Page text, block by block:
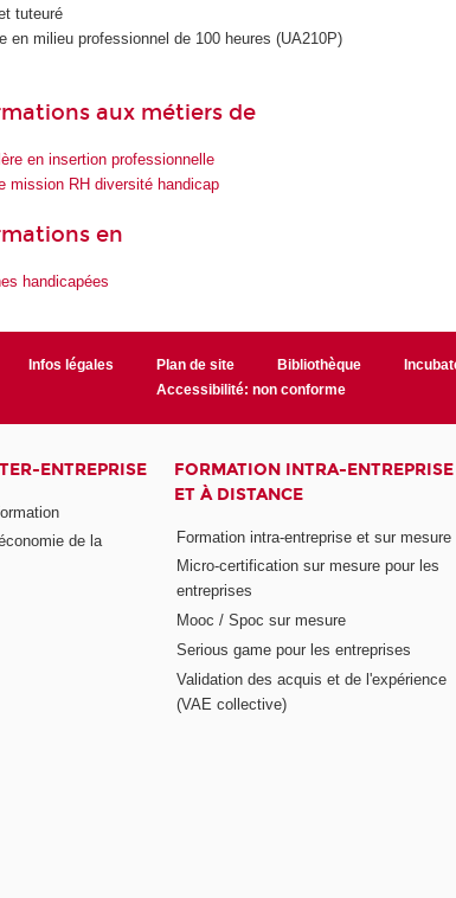
tuteuré
en milieu professionnel de 100 heures (UA210P)
aux métiers de
en insertion professionnelle
mission RH diversité handicap
en
handicapées
Infos légales Plan de site Bibliothèque
Accessibilité: non conforme
ENTREPRISE
de la
FORMATION INTRA-ENTREPRISE
ET À DISTANCE
Formation intra-entreprise et sur mesure
Micro-certification sur mesure pour les
entreprises
Mooc / Spoc sur mesure
Serious game pour les entreprises
Validation des acquis et de l'expérience
(VAE collective)